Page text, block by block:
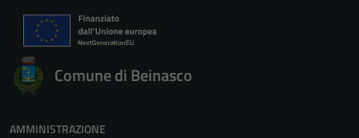
Comune di Beinasco
AMMINISTRAZIONE